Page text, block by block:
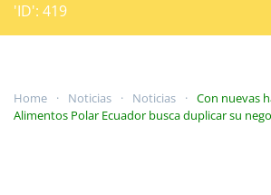
'ID': 419
Home Noticias Noticias
Con nuevas
Alimentos Polar Ecuador busca duplicar su